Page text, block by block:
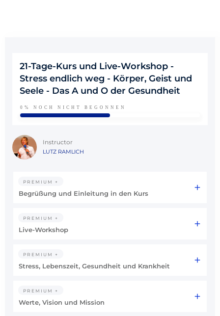
21-Tage-Kurs und Live-Workshop -
Stress endlich weg - Körper, Geist und
Seele - Das A und O der Gesundheit
0% NOCH NICHT BEGONNEN
Instructor
LUTZ RAMLICH
PREMIUM +
Begrüßung und Einleitung in den Kurs
PREMIUM +
Live-Workshop
PREMIUM +
Stress, Lebenszeit, Gesundheit und Krankheit
PREMIUM +
Werte, Vision und Mission